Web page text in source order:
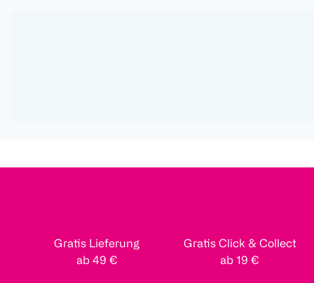
Gratis Lieferung
ab 49 €
Gratis Click & Collect
ab 19 €